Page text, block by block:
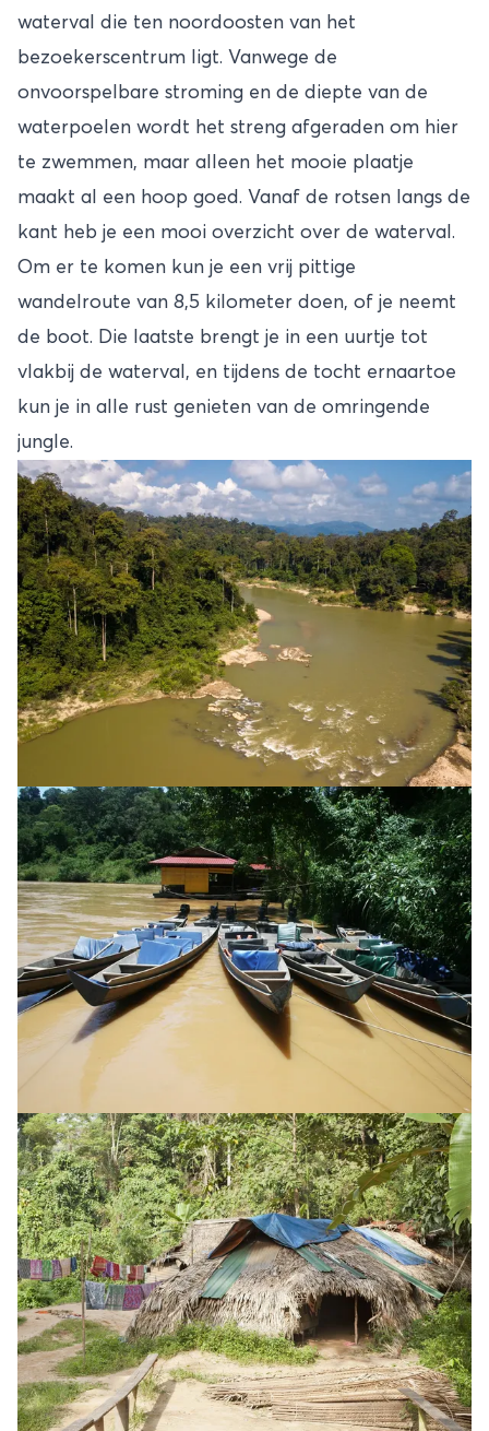
waterval die ten noordoosten van het
bezoekerscentrum ligt. Vanwege de
onvoorspelbare stroming en de diepte van de
waterpoelen wordt het streng afgeraden om hier
te zwemmen, maar alleen het mooie plaatje
maakt al een hoop goed. Vanaf de rotsen langs de
kant heb je een mooi overzicht over de waterval.
Om er te komen kun je een vrij pittige
wandelroute van 8,5 kilometer doen, of je neemt
de boot. Die laatste brengt je in een uurtje tot
vlakbij de waterval, en tijdens de tocht ernaartoe
kun je in alle rust genieten van de omringende
jungle.